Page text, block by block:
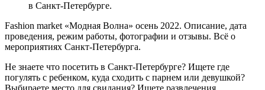
в Санкт-Петербурге.
Fashion market «Модная Волна» осень 2022. Описание, дата
проведения, режим работы, фотографии и отзывы. Всё о
мероприятиях Санкт-Петербурга.
Не знаете что посетить в Санкт-Петербурге? Ищете где
погулять с ребенком, куда сходить с парнем или девушкой?
Выбираете место для свидания? Ищете развлечения